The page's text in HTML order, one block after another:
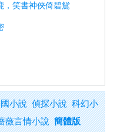
笑書神俠倚碧鴛
小說 偵探小說 科幻小
薇言情小說 簡體版